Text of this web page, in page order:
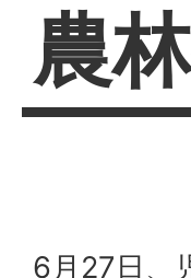
農
6月27日、